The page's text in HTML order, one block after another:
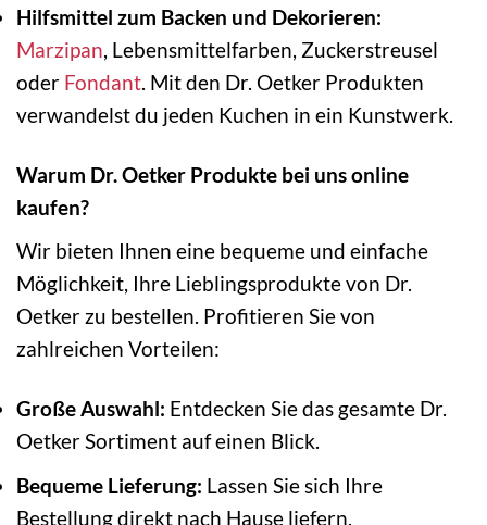
Hilfsmittel zum Backen und Dekorieren:
Marzipan, Lebensmittelfarben, Zuckerstreusel
oder Fondant. Mit den Dr. Oetker Produkten
verwandelst du jeden Kuchen in ein Kunstwerk.
Warum Dr. Oetker Produkte bei uns online
kaufen?
Wir bieten Ihnen eine bequeme und einfache
Möglichkeit, Ihre Lieblingsprodukte von Dr.
Oetker zu bestellen. Profitieren Sie von
zahlreichen Vorteilen:
Große Auswahl: Entdecken Sie das gesamte Dr.
Oetker Sortiment auf einen Blick.
Bequeme Lieferung: Lassen Sie sich Ihre
Bestellung direkt nach Hause liefern.